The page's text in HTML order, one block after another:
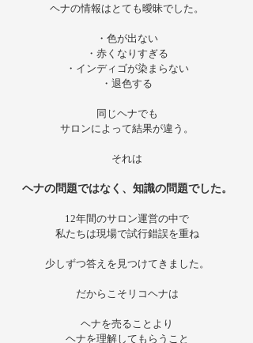
ヘナの情報はとても曖昧でした。
・色が出ない
・赤くなりすぎる
・インディゴが染まらない
・退色する
同じヘナでも
サロンによって結果が違う。
それは
ヘナの問題ではなく、知識の問題でした。
12年間のサロン運営の中で
私たちは現場で試行錯誤を重ね
少しずつ答えを見つけてきました。
だからこそリコヘナは
ヘナを売ることより
ヘナを理解してもらうこと